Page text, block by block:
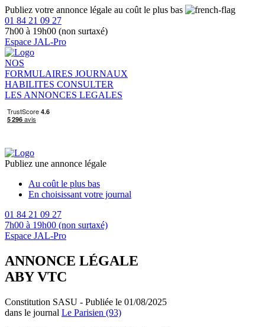
Publiez votre annonce légale au coût le plus bas
01 84 21 09 27
7h00 à 19h00 (non surtaxé)
Espace JAL-Pro
NOS
FORMULAIRES JOURNAUX
HABILITES CONSULTER
LES ANNONCES LEGALES
Publiez une annonce légale
Au coût le plus bas
En choisissant votre journal
01 84 21 09 27
7h00 à 19h00 (non surtaxé)
Espace JAL-Pro
ANNONCE LÉGALE
ABY VTC
Constitution SASU - Publiée le 01/08/2025
dans le journal Le Parisien (93)